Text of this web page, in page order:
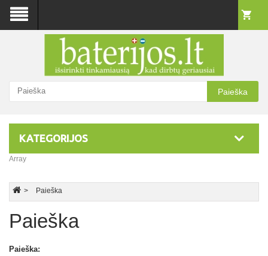
Paieška
KATEGORIJOS
Array
Paieška
Paieška
Paieška: